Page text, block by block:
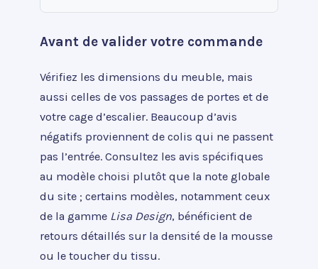
Avant de valider votre commande
Vérifiez les dimensions du meuble, mais
aussi celles de vos passages de portes et de
votre cage d’escalier. Beaucoup d’avis
négatifs proviennent de colis qui ne passent
pas l’entrée. Consultez les avis spécifiques
au modèle choisi plutôt que la note globale
du site ; certains modèles, notamment ceux
de la gamme Lisa Design, bénéficient de
retours détaillés sur la densité de la mousse
ou le toucher du tissu.